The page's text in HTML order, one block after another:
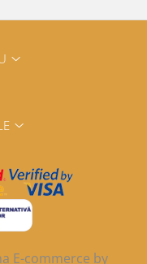
E-commerce by